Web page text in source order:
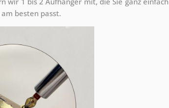
besten passt.